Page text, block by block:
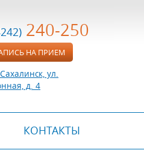
240-250
НА ПРИЕМ
ул.
д. 4
КОНТАКТЫ